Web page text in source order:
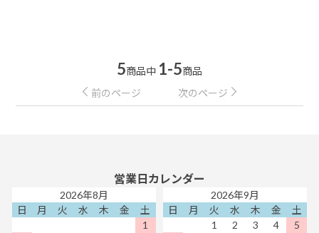
5商品中 1-5商品
前のページ
次のページ
営業日カレンダー
2026年8月
日
月 火 水 木 金
土
1
2026年9月
日
月 火 水 木 金
土
1
2 3 4
5